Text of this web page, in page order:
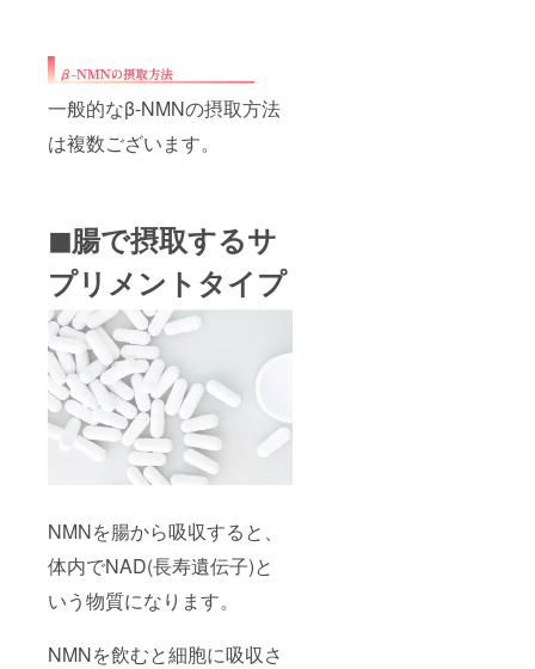
一般的なβ-NMNの摂取方法
は複数ございます。
◼︎腸で摂取するサ
プリメントタイプ
NMNを腸から吸収すると、
体内でNAD(長寿遺伝子)と
いう物質になります。
NMNを飲むと細胞に吸収さ